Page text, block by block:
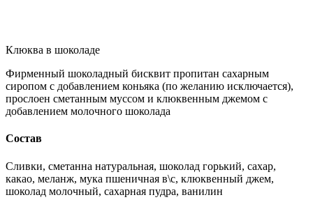
Клюква в шоколаде
Фирменный шоколадный бисквит пропитан сахарным
сиропом с добавлением коньяка (по желанию исключается),
прослоен сметанным муссом и клюквенным джемом с
добавлением молочного шоколада
Состав
Сливки, сметанна натуральная, шоколад горький, сахар,
какао, меланж, мука пшеничная в\с, клюквенный джем,
шоколад молочный, сахарная пудра, ванилин